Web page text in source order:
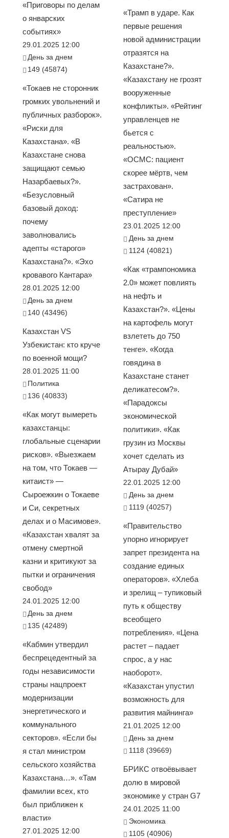
«Приговоры по делам
о январских
событиях»
29.01.2025 12:00
День за днем
149 (45874)
«Токаев не сторонник
громких увольнений и
публичных разборок».
«Риски для
Казахстана». «В
Казахстане снова
защищают семью
Назарбаевых?».
«Безусловный
базовый доход:
почему
заволновались
адепты «старого»
Казахстана?». «Эхо
кровавого Кантара»
28.01.2025 12:00
День за днем
140 (43496)
Казахстан VS
Узбекистан: кто круче
по военной мощи?
28.01.2025 11:00
Политика
136 (40833)
«Как могут вымереть
казахстанцы:
глобальные сценарии
рисков». «Выезжаем
на том, что Токаев —
китаист» —
Сыроежкин о Токаеве
и Си, секретных
делах и о Масимове».
«Казахстан хвалят за
отмену смертной
казни и критикуют за
пытки и ограничения
свобод»
24.01.2025 12:00
День за днем
135 (42489)
«Кабмин утвердил
беспрецедентный за
годы независимости
страны нацпроект
модернизации
энергетического и
коммунального
секторов». «Если бы
я стал министром
сельского хозяйства
Казахстана…». «Там
фамилии всех, кто
был приближен к
власти»
27.01.2025 12:00
«Трамп в ударе. Как
первые решения
новой администрации
отразятся на
Казахстане?».
«Казахстану не грозят
вооруженные
конфликты». «Рейтинг
управленцев не
бьется с
реальностью».
«ОСМС: пациент
скорее мёртв, чем
застрахован».
«Сатира не
преступление»
23.01.2025 12:00
День за днем
1124 (40821)
«Как «трампономика
2.0» может повлиять
на нефть и
Казахстан?». «Цены
на картофель могут
взлететь до 750
тенге». «Когда
говядина в
Казахстане станет
деликатесом?».
«Парадоксы
экономической
политики». «Как
грузин из Москвы
хочет сделать из
Атырау Дубай»
22.01.2025 12:00
День за днем
1119 (40257)
«Правительство
упорно игнорирует
запрет президента на
создание единых
операторов». «Хлеба
и зрелищ – тупиковый
путь к обществу
всеобщего
потребления». «Цена
растет – падает
спрос, а у нас
наоборот».
«Казахстан упустил
возможность для
развития майнинга»
21.01.2025 12:00
День за днем
1118 (39669)
БРИКС отвоёвывает
долю в мировой
экономике у стран G7
24.01.2025 11:00
Экономика
1105 (40906)